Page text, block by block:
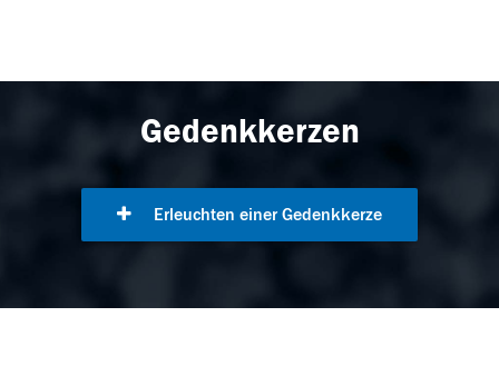
Gedenkkerzen
Erleuchten einer Gedenkkerze